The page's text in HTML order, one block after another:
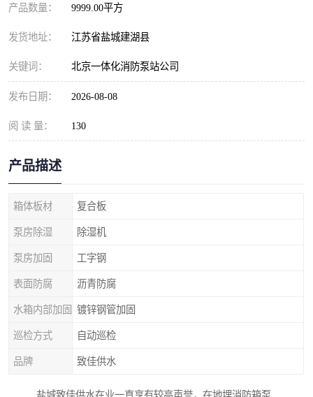
产品数量： 9999.00平方
发货地址： 江苏省盐城建湖县
关键词： 北京一体化消防泵站公司
发布日期： 2026-08-08
阅 读 量： 130
产品描述
箱体板材 复合板
泵房除湿 除湿机
泵房加固 工字钢
表面防腐 沥青防腐
水箱内部加固 镀锌钢管加固
巡检方式 自动巡检
品牌 致佳供水